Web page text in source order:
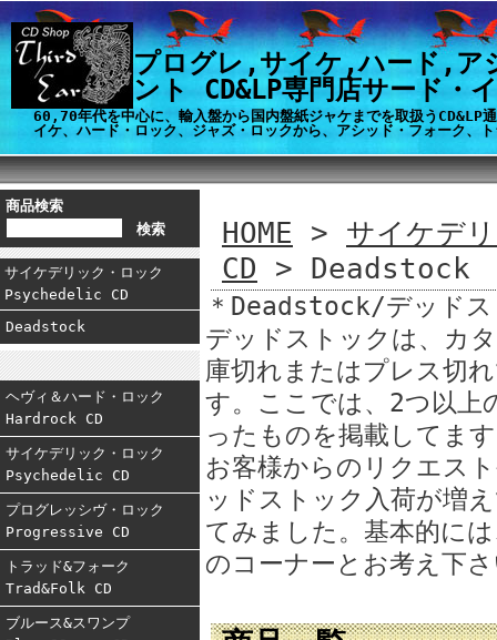
プログレ,サイケ,ハード,ア
ント CD&LP専門店サード・
60,70年代を中心に、輸入盤から国内盤紙ジャケまでを取扱うCD&LP
イケ、ハード・ロック、ジャズ・ロックから、アシッド・フォーク、
商品検索
サイケデリック・ロック
Psychedelic CD
Deadstock
ヘヴィ＆ハード・ロック
Hardrock CD
サイケデリック・ロック
Psychedelic CD
プログレッシヴ・ロック
Progressive CD
トラッド&フォーク
Trad&Folk CD
ブルース&スワンプ
HOME > サイケデ
CD > Deadstock
＊Deadstock/デッドス
デッドストックは、カ
庫切れまたはプレス切
す。ここでは、2つ以上
ったものを掲載してま
お客様からのリクエス
ッドストック入荷が増
てみました。基本的に
のコーナーとお考え下